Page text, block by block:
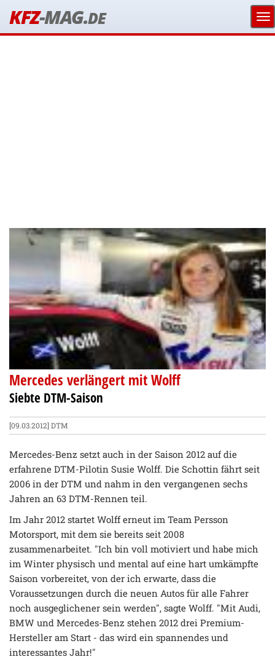
KFZ-MAG.DE
Mercedes verlängert mit Wolff
Siebte DTM-Saison
[09.03.2012]DTM
Mercedes-Benz setzt auch in der Saison 2012 auf die
erfahrene DTM-Pilotin Susie Wolff. Die Schottin fährt seit
2006 in der DTM und nahm in den vergangenen sechs
Jahren an 63 DTM-Rennen teil.
Im Jahr 2012 startet Wolff erneut im Team Persson
Motorsport, mit dem sie bereits seit 2008
zusammenarbeitet. "Ich bin voll motiviert und habe mich
im Winter physisch und mental auf eine hart umkämpfte
Saison vorbereitet, von der ich erwarte, dass die
Voraussetzungen durch die neuen Autos für alle Fahrer
noch ausgeglichener sein werden", sagte Wolff. "Mit Audi,
BMW und Mercedes-Benz stehen 2012 drei Premium-
Hersteller am Start - das wird ein spannendes und
interessantes Jahr!"